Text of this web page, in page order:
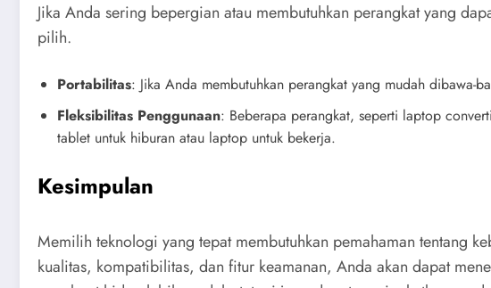
Jika Anda sering bepergian atau membutuhkan perangkat yang
pilih.
Portabilitas: Jika Anda membutuhkan perangkat yang mudah
Fleksibilitas Penggunaan: Beberapa perangkat, seperti laptop
tablet untuk hiburan atau laptop untuk bekerja.
Kesimpulan
Memilih teknologi yang tepat membutuhkan pemahaman tentang
kualitas, kompatibilitas, dan fitur keamanan, Anda akan dapat